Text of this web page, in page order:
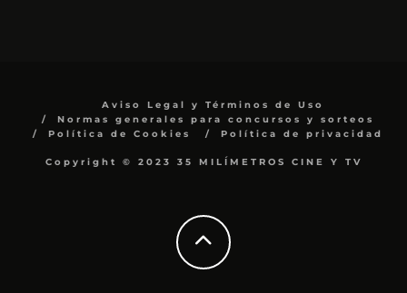
Aviso Legal y Términos de Uso
Normas generales para concursos y sorteos
Política de Cookies
Política de privacidad
Copyright © 2023 35 MILÍMETROS CINE Y TV